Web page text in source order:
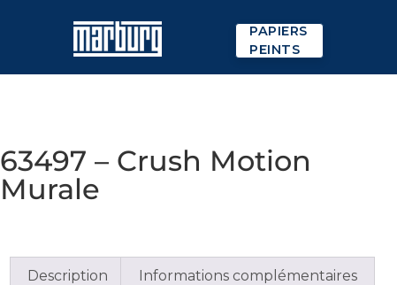
PAPIERS
PEINTS
63497 – Crush Motion
Murale
Description Informations complémentaires